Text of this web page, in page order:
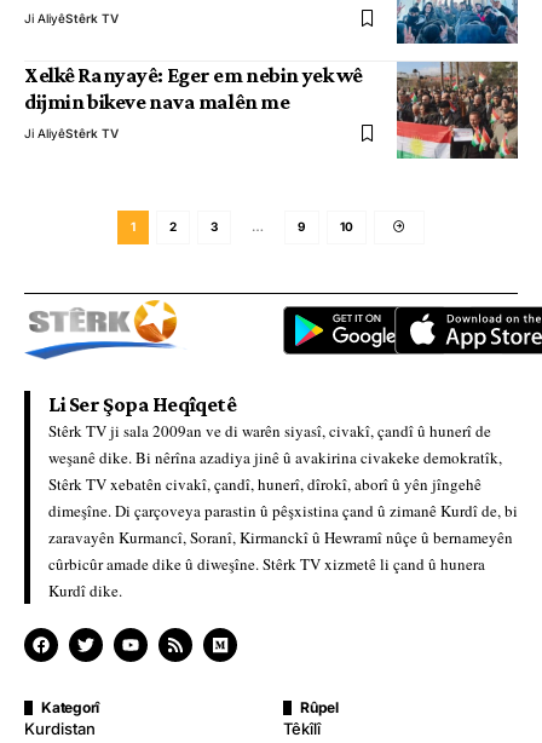
Ji AliyêStêrk TV
Xelkê Ranyayê: Eger em nebin yek wê
dijmin bikeve nava malên me
Ji AliyêStêrk TV
1 2 3 … 9 10
Li Ser Şopa Heqîqetê
Stêrk TV ji sala 2009an ve di warên siyasî, civakî, çandî û hunerî de
weşanê dike. Bi nêrîna azadiya jinê û avakirina civakeke demokratîk,
Stêrk TV xebatên civakî, çandî, hunerî, dîrokî, aborî û yên jîngehê
dimeşîne. Di çarçoveya parastin û pêşxistina çand û zimanê Kurdî de, bi
zaravayên Kurmancî, Soranî, Kirmanckî û Hewramî nûçe û bernameyên
cûrbicûr amade dike û diweşîne. Stêrk TV xizmetê li çand û hunera
Kurdî dike.
Kategorî
Kurdistan
Rûpel
Têkîlî